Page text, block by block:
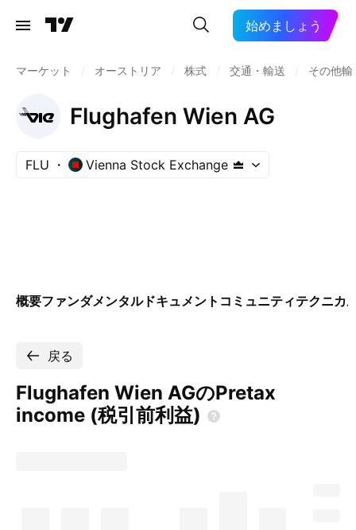
始めましょう
マーケット オーストリア 株式 交通・輸送 その他輸
Flughafen Wien AG
FLU Vienna Stock Exchange
概要ファンダメンタルドキュメント コミュニティテクニカ
戻る
Flughafen Wien AGのPretax
income (税引前利益)